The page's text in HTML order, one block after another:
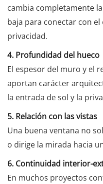
cambia completamente
baja para conectar con
privacidad.
4. Profundidad del hueco
El espesor del muro y el
aportan carácter
la entrada de sol y la
5. Relación con las vistas
Una buena ventana no
o dirige la mirada hacia
6. Continuidad interior-
En muchos proyectos